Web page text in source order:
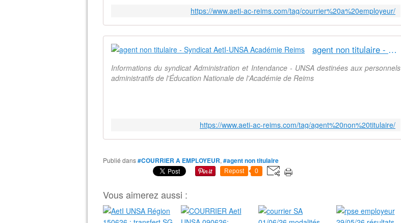
https://www.aeti-ac-reims.com/tag/courrier%20a%20employeur/
agent non titulaire - Syndicat AetI-UNSA Académie Reims
Informations du syndicat Administration et Intendance - UNSA destinées aux personnels
administratifs de l'Éducation Nationale de l'Académie de Reims
https://www.aeti-ac-reims.com/tag/agent%20non%20titulaire/
Publié dans#COURRIER A EMPLOYEUR, #agent non titulaire
Repost 0
Vous aimerez aussi :